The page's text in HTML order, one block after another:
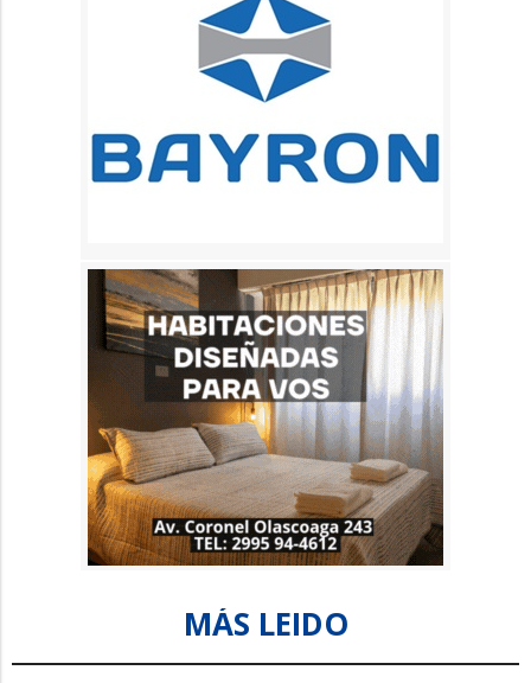
MÁS LEIDO